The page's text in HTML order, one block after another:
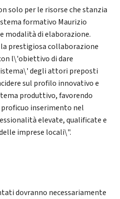
solo per le risorse che stanzia
formativo Maurizio
modalità di elaborazione.
prestigiosa collaborazione
l\'obiettivo di dare
degli attori preposti
sul profilo innovativo e
produttivo, favorendo
inserimento nel
elevate, qualificate e
imprese locali\".
dovranno necessariamente